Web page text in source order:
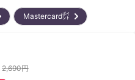
Mastercard㌽
2,690円